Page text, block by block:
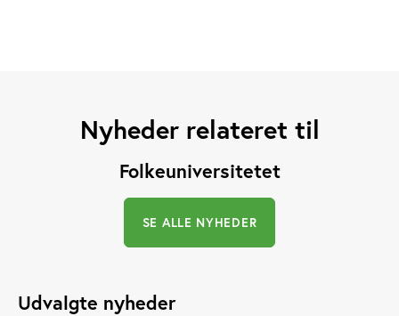
Nyheder relateret til
Folkeuniversitetet
SE ALLE NYHEDER
Udvalgte nyheder